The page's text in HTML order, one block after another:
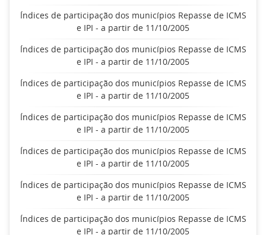
Índices de participação dos municípios Repasse de ICMS
e IPI - a partir de 11/10/2005
Índices de participação dos municípios Repasse de ICMS
e IPI - a partir de 11/10/2005
Índices de participação dos municípios Repasse de ICMS
e IPI - a partir de 11/10/2005
Índices de participação dos municípios Repasse de ICMS
e IPI - a partir de 11/10/2005
Índices de participação dos municípios Repasse de ICMS
e IPI - a partir de 11/10/2005
Índices de participação dos municípios Repasse de ICMS
e IPI - a partir de 11/10/2005
Índices de participação dos municípios Repasse de ICMS
e IPI - a partir de 11/10/2005